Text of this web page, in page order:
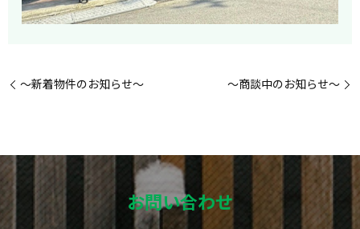
～新着物件のお知らせ～ ～商談中のお知らせ～
お問い合わせ